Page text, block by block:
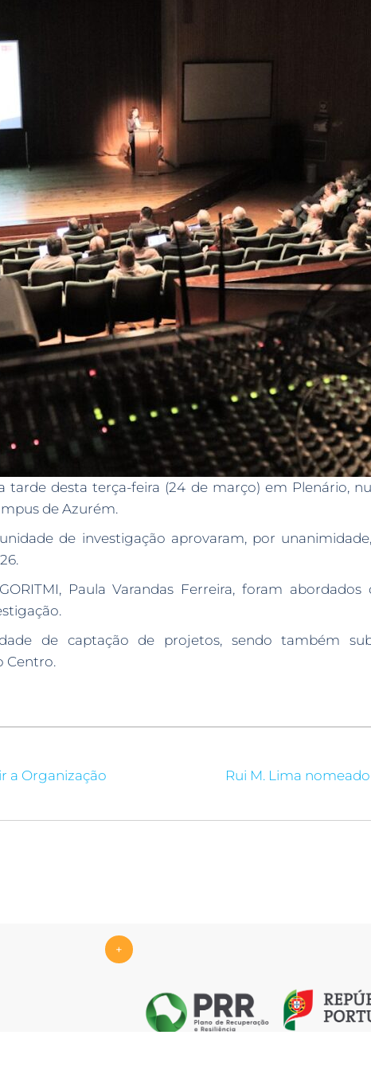
tarde desta terça-feira (24 de março) em Plenário,
de Azurém.
de investigação aprovaram, por
Paula Varandas Ferreira, foram
de captação de projetos, sendo também
Centro.
a Organização
Rui M. Lima
+